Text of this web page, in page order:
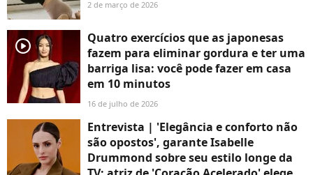
2 de março de 2026
player2
Quatro exercícios que as japonesas
fazem para eliminar gordura e ter uma
barriga lisa: você pode fazer em casa
em 10 minutos
16 de julho de 2026
Entrevista | 'Elegância e conforto não
são opostos', garante Isabelle
Drummond sobre seu estilo longe da